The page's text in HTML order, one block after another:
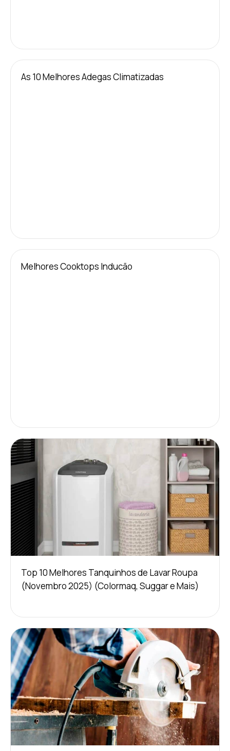
As 10 Melhores Adegas Climatizadas
Melhores Cooktops Inducão
Top 10 Melhores Tanquinhos de Lavar Roupa
(Novembro 2025) (Colormaq, Suggar e Mais)